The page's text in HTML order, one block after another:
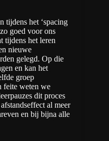
tijdens het ‘spacing
goed voor ons
tijdens het leren
nieuwe
gelegd. Op die
en kan het
groep
feite weten we
dit proces
al meer
en bij bijna alle